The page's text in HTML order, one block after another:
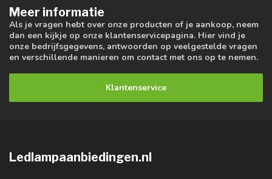
Meer informatie
Als je vragen hebt over onze producten of je aankoop, neem
dan een kijkje op onze klantenservicepagina. Hier vind je
onze bedrijfsgegevens, antwoorden op veelgestelde vragen
en verschillende manieren om contact met ons op te nemen.
Klantenservice
Ledlampaanbiedingen.nl